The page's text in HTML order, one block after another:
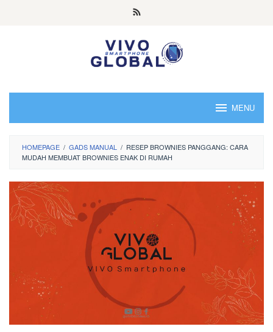
MENU
HOMEPAGE / GADS MANUAL / RESEP BROWNIES PANGGANG: CARA
MUDAH MEMBUAT BROWNIES ENAK DI RUMAH